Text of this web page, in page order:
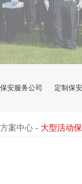
安服务公司 定制保
案中心 - 大型活动